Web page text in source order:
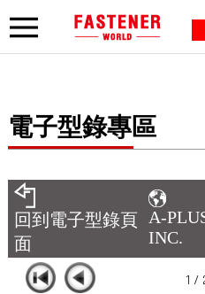
電子型錄專區
回到電子型錄頁
面
A-
INC.
1 /